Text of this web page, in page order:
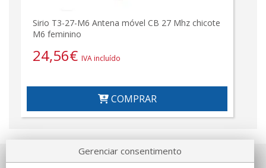
Sirio T3-27-M6 Antena móvel CB 27 Mhz chicote
M6 feminino
24,56€ IVA incluído
COMPRAR
Gerenciar consentimento